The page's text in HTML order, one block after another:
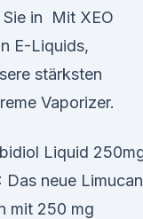
in Mit XEO
E-Liquids,
stärksten
Vaporizer.
Liquid
Das neue Limucan
mit 250 mg